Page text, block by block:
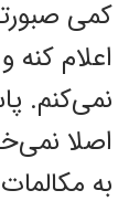
کمی
اعلام
نمی‌کنم.
اصلا
به